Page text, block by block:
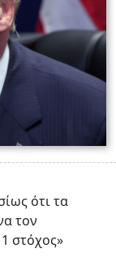
ότι τα
τον
στόχος»